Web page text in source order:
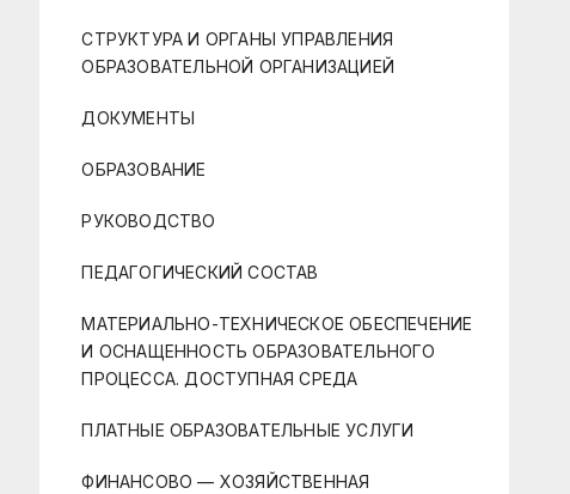
СТРУКТУРА И ОРГАНЫ УПРАВЛЕНИЯ
ОБРАЗОВАТЕЛЬНОЙ ОРГАНИЗАЦИЕЙ
ДОКУМЕНТЫ
ОБРАЗОВАНИЕ
РУКОВОДСТВО
ПЕДАГОГИЧЕСКИЙ СОСТАВ
МАТЕРИАЛЬНО-ТЕХНИЧЕСКОЕ ОБЕСПЕЧЕНИЕ
И ОСНАЩЕННОСТЬ ОБРАЗОВАТЕЛЬНОГО
ПРОЦЕССА. ДОСТУПНАЯ СРЕДА
ПЛАТНЫЕ ОБРАЗОВАТЕЛЬНЫЕ УСЛУГИ
ФИНАНСОВО — ХОЗЯЙСТВЕННАЯ